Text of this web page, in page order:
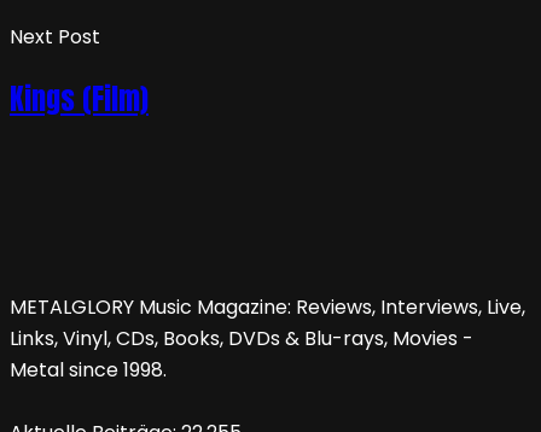
Next Post
Kings (Film)
METALGLORY Music Magazine: Reviews, Interviews, Live,
Links, Vinyl, CDs, Books, DVDs & Blu-rays, Movies -
Metal since 1998.